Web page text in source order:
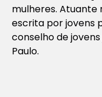
mulheres. Atuante
escrita por jovens
conselho de
Paulo.